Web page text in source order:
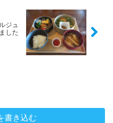
ジュ
した
書き込む